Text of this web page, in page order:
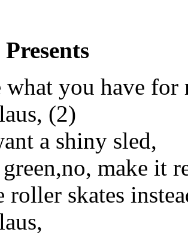
you have for
(2)
a shiny sled,
make it
roller skates